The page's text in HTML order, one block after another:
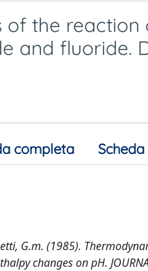
of the
and fluoride.
completa
G.m. (1985).
changes on pH.